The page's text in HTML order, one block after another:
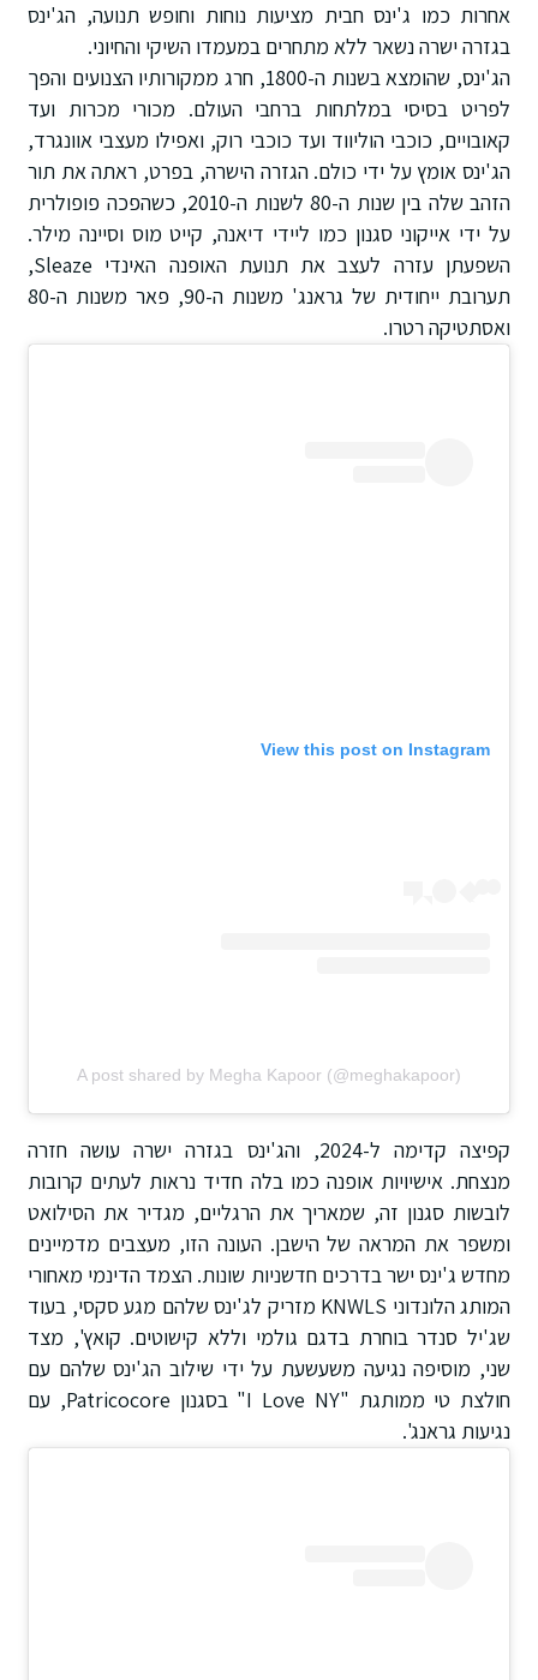
אחרות כמו ג'ינס חבית מציעות נוחות וחופש תנועה, הג'ינס
בגזרה ישרה נשאר ללא מתחרים במעמדו השיקי והחיוני.
הג'ינס, שהומצא בשנות ה-1800, חרג ממקורותיו הצנועים והפך
לפריט בסיסי במלתחות ברחבי העולם. מכורי מכרות ועד
קאובויים, כוכבי הוליווד ועד כוכבי רוק, ואפילו מעצבי אוונגרד,
הג'ינס אומץ על ידי כולם. הגזרה הישרה, בפרט, ראתה את תור
הזהב שלה בין שנות ה-80 לשנות ה-2010, כשהפכה פופולרית
על ידי אייקוני סגנון כמו ליידי דיאנה, קייט מוס וסיינה מילר.
השפעתן עזרה לעצב את תנועת האופנה האינדי Sleaze,
תערובת ייחודית של גראנג' משנות ה-90, פאר משנות ה-80
ואסתטיקה רטרו.
View this post on Instagram
A post shared by Megha Kapoor (@meghakapoor)
קפיצה קדימה ל-2024, והג'ינס בגזרה ישרה עושה חזרה
מנצחת. אישיויות אופנה כמו בלה חדיד נראות לעתים קרובות
לובשות סגנון זה, שמאריך את הרגליים, מגדיר את הסילואט
ומשפר את המראה של הישבן. העונה הזו, מעצבים מדמיינים
מחדש ג'ינס ישר בדרכים חדשניות שונות. הצמד הדינמי מאחורי
המותג הלונדוני KNWLS מזריק לג'ינס שלהם מגע סקסי, בעוד
שג'יל סנדר בוחרת בדגם גולמי וללא קישוטים. קואץ', מצד
שני, מוסיפה נגיעה משעשעת על ידי שילוב הג'ינס שלהם עם
חולצת טי ממותגת "I Love NY" בסגנון Patricocore, עם
נגיעות גראנג'.